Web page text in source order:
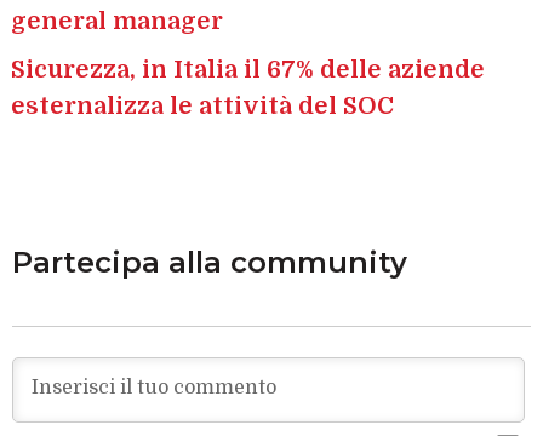
general manager
Sicurezza, in Italia il 67% delle aziende
esternalizza le attività del SOC
Partecipa alla community